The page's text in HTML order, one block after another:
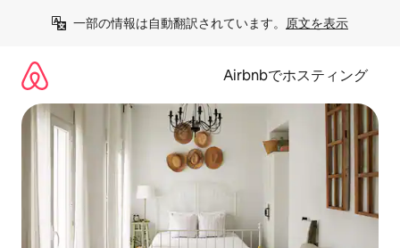
一部の情報は自動翻訳されています。 原文を表示
Airbnbでホスティング